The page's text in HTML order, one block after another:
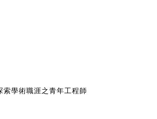
學術職涯之青年工程師